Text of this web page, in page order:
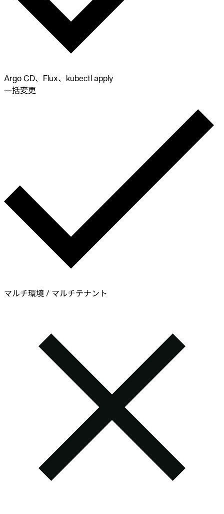
Argo CD、Flux、kubectl apply
一括変更
マルチ環境 / マルチテナント